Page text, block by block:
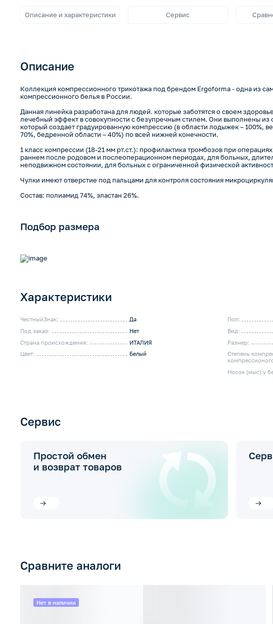
Описание и характеристики Сервис
Описание
Коллекция компрессионного трикотажа под брендом Ergoforma - одна из
компрессионного белья в России.
Данная линейка разработана для людей. которые заботятся о своем
лечебный эффект в совокупности с безупречным стилем. Они выполнены из
который создает градуированную компрессию (в области лодыжек – 100%,
70%, бедренной области – 40%) по всей нижней конечности.
1 класс компрессии (18-21 мм рт.ст.): профилактика тромбозов при
раннем после родовом и послеоперационном периодах, для больных,
неподвижном состоянии, для больных с ограниченной физической
Чулки имеют отверстие под пальцами для контроля состояния
Состав: полиамид 74%, эластан 26%.
Подбор размера
Характеристики
ЧестныйЗнак:
Да
Под заказ:
Нет
Страна происхождения:
ИТАЛИЯ
Цвет:
Белый
Пол:
Вид:
Размер:
Степень
Носок (мыс) у
Сервис
Простой обмен
и возврат товаров
Сравните аналоги
Нет в наличии